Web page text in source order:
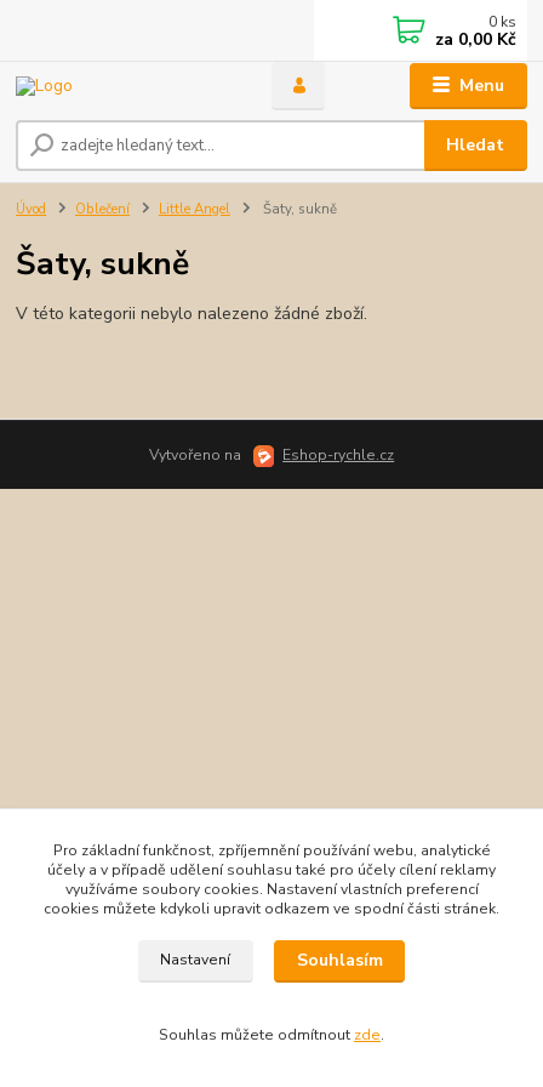
Menu
Hledat
0 ks
za 0,00 Kč
Úvod Oblečení Little Angel Šaty, sukně
Šaty, sukně
V této kategorii nebylo nalezeno žádné zboží.
Vytvořeno na Eshop-rychle.cz
Pro základní funkčnost, zpříjemnění používání webu, analytické
účely a v případě udělení souhlasu také pro účely cílení reklamy
využíváme soubory cookies. Nastavení vlastních preferencí
cookies můžete kdykoli upravit odkazem ve spodní části stránek.
Nastavení Souhlasím
Souhlas můžete odmítnout zde.